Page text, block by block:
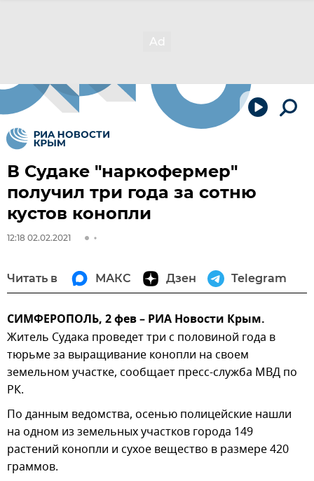
В Судаке "наркофермер"
получил три года за сотню
кустов конопли
12:18 02.02.2021
Читать в МАКС Дзен Telegram
СИМФЕРОПОЛЬ, 2 фев – РИА Новости Крым.
Житель Судака проведет три с половиной года в
тюрьме за выращивание конопли на своем
земельном участке, сообщает пресс-служба МВД по
РК.
По данным ведомства, осенью полицейские нашли
на одном из земельных участков города 149
растений конопли и сухое вещество в размере 420
граммов.